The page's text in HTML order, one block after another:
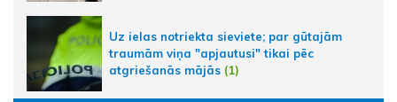
Uz ielas notriekta sieviete; par gūtajām
traumām viņa "apjautusi" tikai pēc
atgriešanās mājās (1)